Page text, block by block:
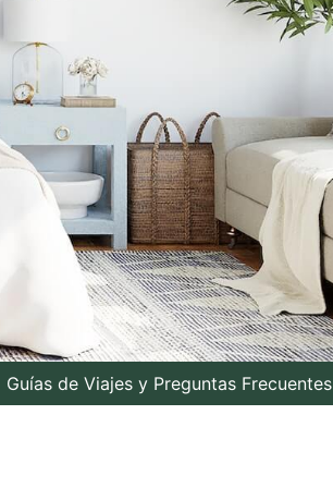
Guías de Viajes y Preguntas Frecuentes